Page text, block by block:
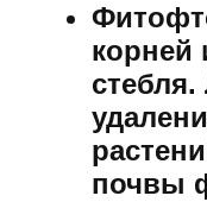
корней
стебля.
почвы